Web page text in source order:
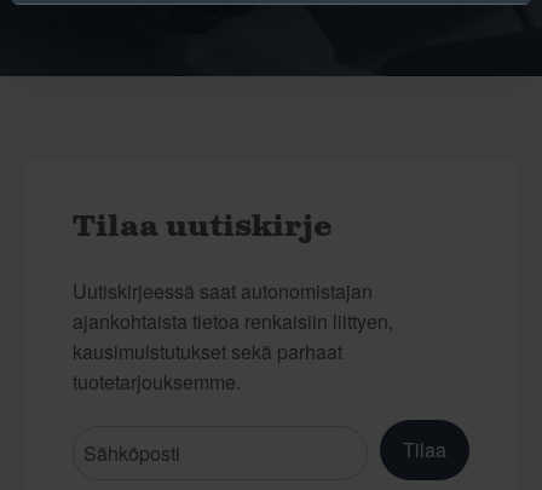
Tilaa uutiskirje
Uutiskirjeessä saat autonomistajan
ajankohtaista tietoa renkaisiin liittyen,
kausimuistutukset sekä parhaat
tuotetarjouksemme.
Tilaa